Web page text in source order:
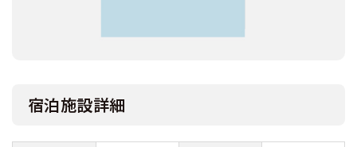
宿泊施設詳細